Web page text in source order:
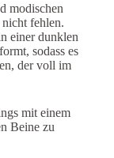
modischen
fehlen.
einer dunklen
sodass es
der voll im
mit einem
Beine zu